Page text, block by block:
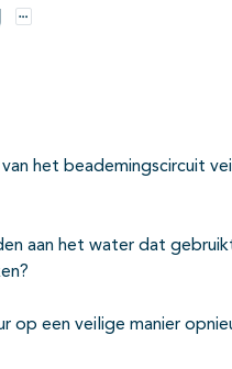
Opties
het beademingscircuit
aan het water dat
op een veilige manier